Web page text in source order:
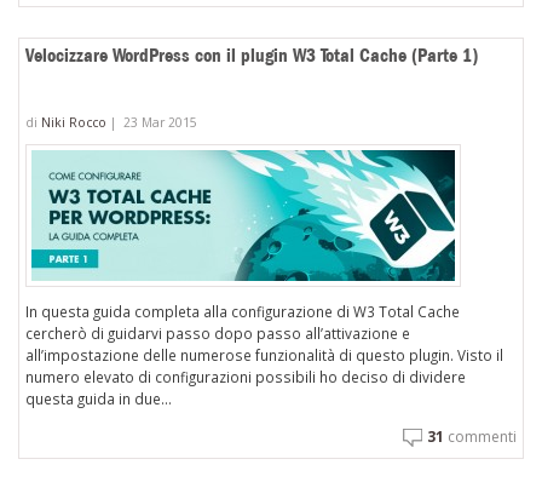
Velocizzare WordPress con il plugin W3 Total Cache (Parte 1)
di Niki Rocco | 23 Mar 2015
In questa guida completa alla configurazione di W3 Total Cache
cercherò di guidarvi passo dopo passo all’attivazione e
all’impostazione delle numerose funzionalità di questo plugin. Visto il
numero elevato di configurazioni possibili ho deciso di dividere
questa guida in due...
31 commenti